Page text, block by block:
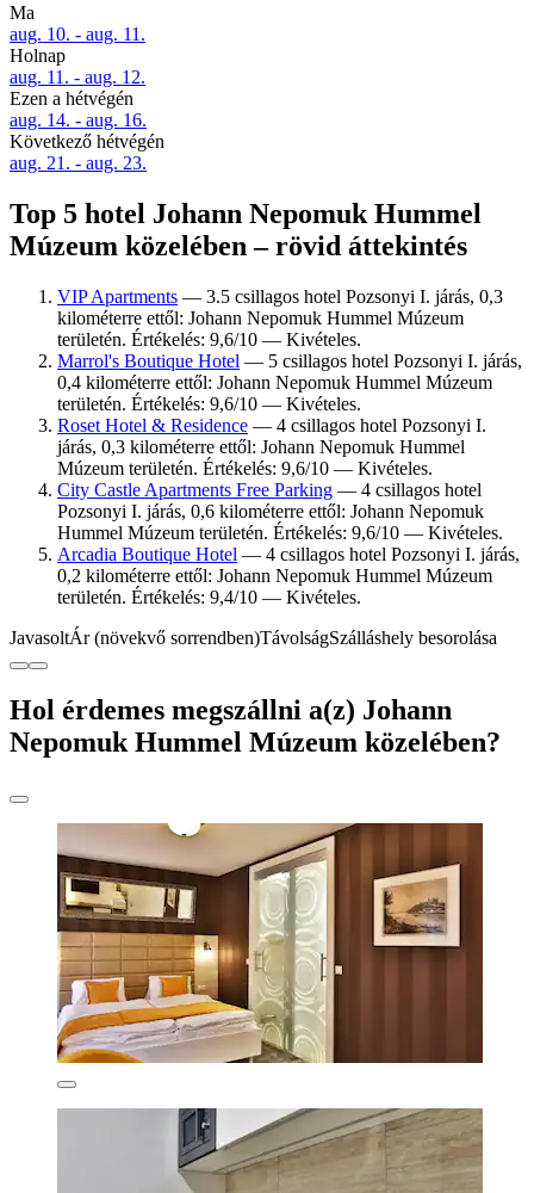
Ma
aug. 10. - aug. 11.
Holnap
aug. 11. - aug. 12.
Ezen a hétvégén
aug. 14. - aug. 16.
Következő hétvégén
aug. 21. - aug. 23.
Top 5 hotel Johann Nepomuk Hummel
Múzeum közelében – rövid áttekintés
VIP Apartments — 3.5 csillagos hotel Pozsonyi I. járás, 0,3
kilométerre ettől: Johann Nepomuk Hummel Múzeum
területén. Értékelés: 9,6/10 — Kivételes.
Marrol's Boutique Hotel — 5 csillagos hotel Pozsonyi I. járás,
0,4 kilométerre ettől: Johann Nepomuk Hummel Múzeum
területén. Értékelés: 9,6/10 — Kivételes.
Roset Hotel & Residence — 4 csillagos hotel Pozsonyi I.
járás, 0,3 kilométerre ettől: Johann Nepomuk Hummel
Múzeum területén. Értékelés: 9,6/10 — Kivételes.
City Castle Apartments Free Parking — 4 csillagos hotel
Pozsonyi I. járás, 0,6 kilométerre ettől: Johann Nepomuk
Hummel Múzeum területén. Értékelés: 9,6/10 — Kivételes.
Arcadia Boutique Hotel — 4 csillagos hotel Pozsonyi I. járás,
0,2 kilométerre ettől: Johann Nepomuk Hummel Múzeum
területén. Értékelés: 9,4/10 — Kivételes.
JavasoltÁr (növekvő sorrendben)TávolságSzálláshely besorolása
Hol érdemes megszállni a(z) Johann
Nepomuk Hummel Múzeum közelében?